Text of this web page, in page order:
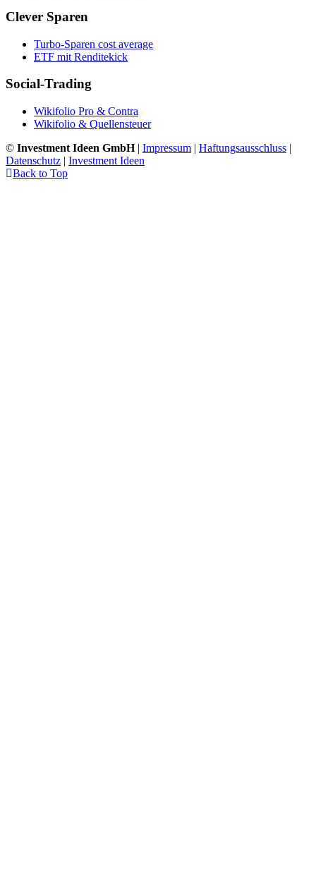
Clever Sparen
Turbo-Sparen cost average
ETF mit Renditekick
Social-Trading
Wikifolio Pro & Contra
Wikifolio & Quellensteuer
© Investment Ideen GmbH| Impressum | Haftungsausschluss |
Datenschutz | Investment Ideen
Back to Top